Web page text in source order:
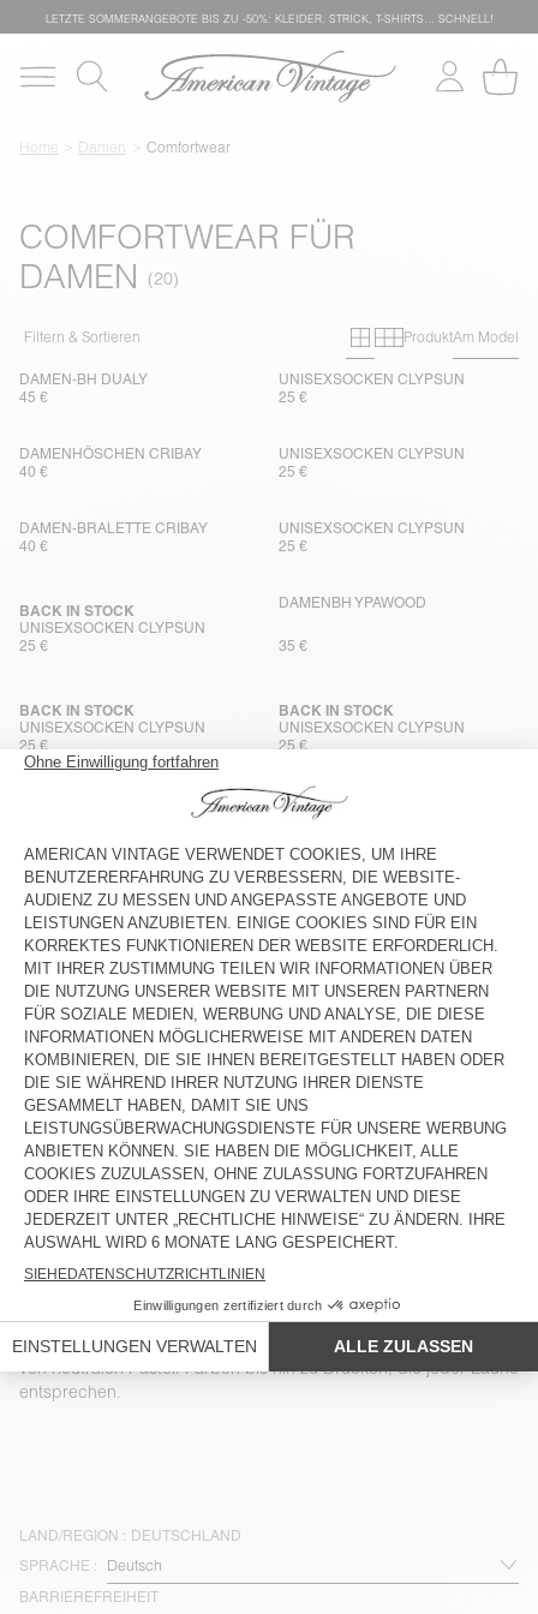
LETZTE SOMMERANGEBOTE BIS ZU -50%: KLEIDER, STRICK, T-SHIRTS… SCHNELL!
Home Damen Comfortwear
COMFORTWEAR FÜR
DAMEN
Filtern & Sortieren Primary grid
Secondary
ProduktAm Model
DAMEN-BH DUALY
45 €
UNISEXSOCKEN CLYPSUN
25 €
DAMENHÖSCHEN CRIBAY
40 €
UNISEXSOCKEN CLYPSUN
25 €
DAMEN-BRALETTE CRIBAY
40 €
UNISEXSOCKEN CLYPSUN
25 €
UNISEXSOCKEN CLYPSUN
BACK IN STOCK
25 €
DAMENBH YPAWOOD
35 €
UNISEXSOCKEN CLYPSUN
BACK IN STOCK
25 €
UNISEXSOCKEN CLYPSUN
BACK IN STOCK
25 €
SPORTS CLUB
55 €
UNISEXSOCKEN CLYPSUN
25 €
UNISEXSOCKEN CLYPSUN
BACK IN STOCK
25 €
UNISEXSOCKEN CLYPSUN
BACK IN STOCK
25 €
UNISEXSOCKEN CLYPSUN
25 €
UNISEXSOCKEN CLYPSUN
25 €
25 €
25 €
DAMEN-BH CLUWAY
65 €
DAMENBH BOBYPARK
OUT OF STOCK
45 €
Die Loungewear-Damenkollektion von American Vintage im
Coconing-Stil ehrt weiche und bequeme Materialien. Eine
Auswahl an Bustiers, Joggings, Tops, Sweats, etc. sind wie eine
zweite Haut. Die Farbpalette der Loungewear-Kollektion reicht
von neutralen Pastell-Farben bis hin zu Drucken, die jeder Laune
entsprechen.
LAND/REGION : DEUTSCHLAND
SPRACHE :
BARRIEREFREIHEIT